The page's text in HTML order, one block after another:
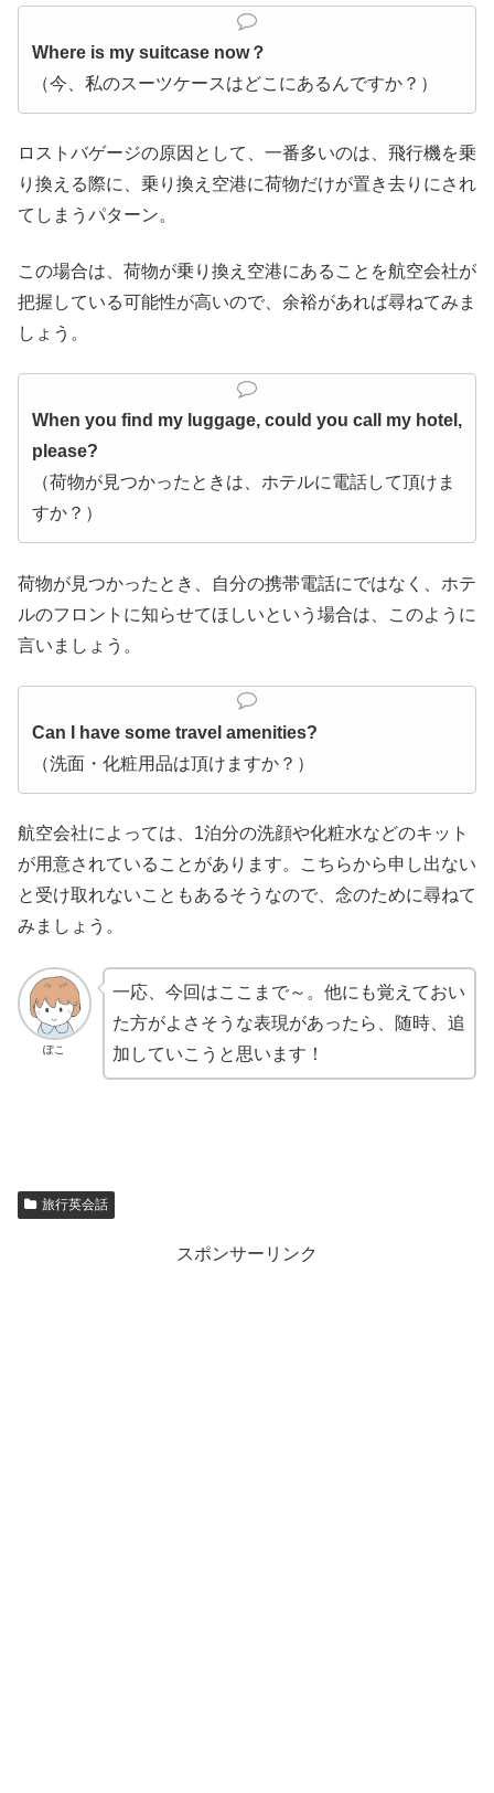
Where is my suitcase now？
（今、私のスーツケースはどこにあるんですか？）
ロストバゲージの原因として、一番多いのは、飛行機を乗
り換える際に、乗り換え空港に荷物だけが置き去りにされ
てしまうパターン。
この場合は、荷物が乗り換え空港にあることを航空会社が
把握している可能性が高いので、余裕があれば尋ねてみま
しょう。
When you find my luggage, could you call my hotel,
please?
（荷物が見つかったときは、ホテルに電話して頂けま
すか？）
荷物が見つかったとき、自分の携帯電話にではなく、ホテ
ルのフロントに知らせてほしいという場合は、このように
言いましょう。
Can I have some travel amenities?
（洗面・化粧用品は頂けますか？）
航空会社によっては、1泊分の洗顔や化粧水などのキット
が用意されていることがあります。こちらから申し出ない
と受け取れないこともあるそうなので、念のために尋ねて
みましょう。
ぽこ
一応、今回はここまで～。他にも覚えておい
た方がよさそうな表現があったら、随時、追
加していこうと思います！
旅行英会話
スポンサーリンク